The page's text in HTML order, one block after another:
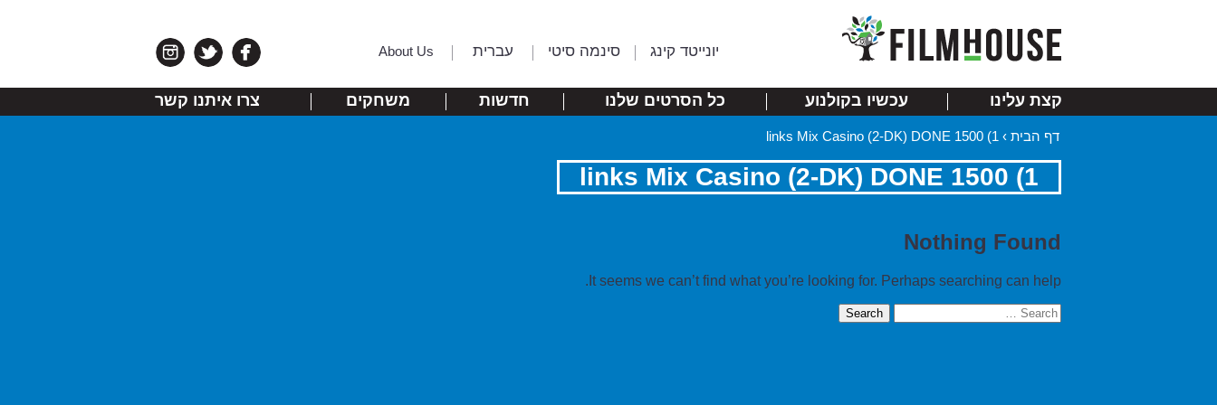
יונייטד קינג סינמה סיטי עברית About Us
קצת עלינו עכשיו בקולנוע כל הסרטים שלנו חדשות משחקים צרו איתנו קשר
דף הבית ›
1) 1500 links Mix Casino (2-DK) DONE
1) 1500 links Mix Casino (2-DK) DONE
Nothing Found
It seems we can’t find what you’re looking for. Perhaps searching can help.
Search
for: